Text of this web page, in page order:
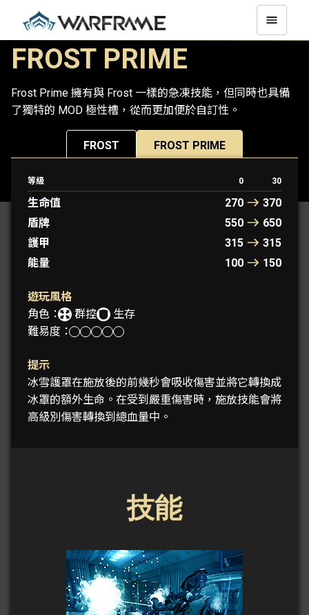
FROST PRIME
Frost Prime 擁有與 Frost 一樣的急凍技能，但同時也具備
了獨特的 MOD 極性槽，從而更加便於自訂性。
FROST FROST PRIME
原型 WARFRAME： 韋利米爾
等級 0 30
生命值 270
370
盾牌
550
650
護甲
315
315
能量
100 150
遊玩風格
角色：
群控
生存
難易度：
提示
冰雪護罩在施放後的前幾秒會吸收傷害並將它轉換成
冰罩的額外生命。在受到嚴重傷害時，施放技能會將
高級別傷害轉換到總血量中。
技能